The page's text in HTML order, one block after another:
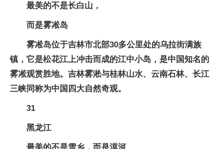
最美的不是长白山，
而是雾凇岛
雾凇岛位于吉林市北部30多公里处的乌拉街满族
镇，它是松花江上冲击而成的江中小岛，是中国知名的
雾凇观赏胜地。吉林雾淞与桂林山水、云南石林、长江
三峡同称为中国四大自然奇观。
31
黑龙江
最美的不是雪乡，而是漠河